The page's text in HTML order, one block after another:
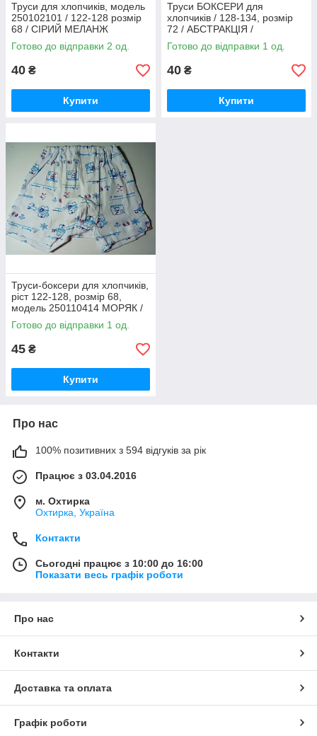
Труси для хлопчиків, модель
250102101 / 122-128 розмір
68 / СІРИЙ МЕЛАНЖ
однотонні
Готово до відправки 2 од.
40 ₴
Купити
Труси БОКСЕРИ для
хлопчиків / 128-134, розмір
72 / АБСТРАКЦІЯ /
250110102
Готово до відправки 1 од.
40 ₴
Купити
Труси-боксери для хлопчиків,
ріст 122-128, розмір 68,
модель 250110414 МОРЯК /
труси для хлопчиків, труси
Готово до відправки 1 од.
45 ₴
Купити
Про нас
100% позитивних з 594 відгуків за рік
Працює з 03.04.2016
м. Охтирка
Охтирка, Україна
Контакти
Сьогодні працює з 10:00 до 16:00
Показати весь графік роботи
Про нас
Контакти
Доставка та оплата
Графік роботи